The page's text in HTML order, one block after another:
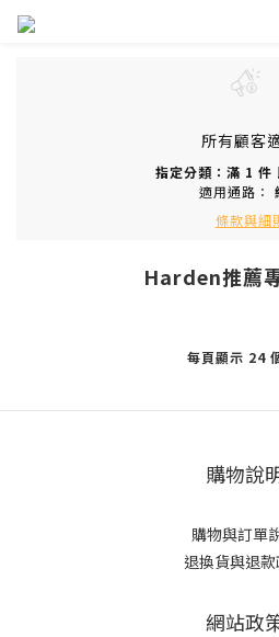
所有顧客
指定分類：滿 1 件
適用通路：
條款與細
Harden推薦
每頁顯示 24
購物說
購物與訂單
退換貨與退
網站政